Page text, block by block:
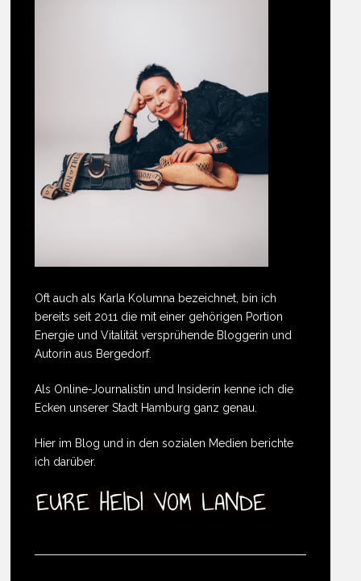
Oft auch als Karla Kolumna bezeichnet, bin ich
bereits seit 2011 die mit einer gehörigen Portion
Energie und Vitalität versprühende Bloggerin und
Autorin aus Bergedorf.
Als Online-Journalistin und Insiderin kenne ich die
Ecken unserer Stadt Hamburg ganz genau.
Hier im Blog und in den sozialen Medien berichte
ich darüber.